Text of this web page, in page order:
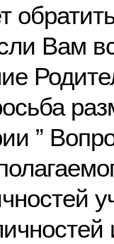
Вам
”